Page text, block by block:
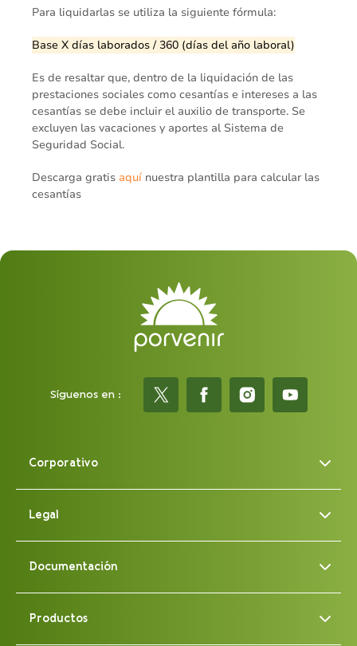
Para liquidarlas se utiliza la siguiente fórmula:
Base X días laborados / 360 (días del año laboral)
Es de resaltar que, dentro de la liquidación de las
prestaciones sociales como cesantías e intereses a las
cesantías se debe incluir el auxilio de transporte. Se
excluyen las vacaciones y aportes al Sistema de
Seguridad Social.
Descarga gratis aquí nuestra plantilla para calcular las
cesantías
Síguenos en :
Corporativo
Legal
Documentación
Productos